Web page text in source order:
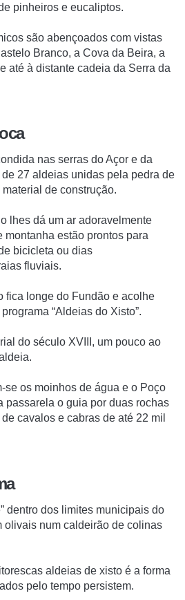
pinheiros e eucaliptos.
são abençoados com vistas
Branco, a Cova da Beira, a
até à distante cadeia da Serra da
nas serras do Açor e da
27 aldeias unidas pela pedra de
de construção.
lhes dá um ar adoravelmente
montanha estão prontos para
bicicleta ou dias
fluviais.
fica longe do Fundão e acolhe
“Aldeias do Xisto”.
do século XVIII, um pouco ao
se os moinhos de água e o Poço
passarela o guia por duas rochas
cavalos e cabras de até 22 mil
dentro dos limites municipais do
olivais num caldeirão de colinas
aldeias de xisto é a forma
pelo tempo persistem.